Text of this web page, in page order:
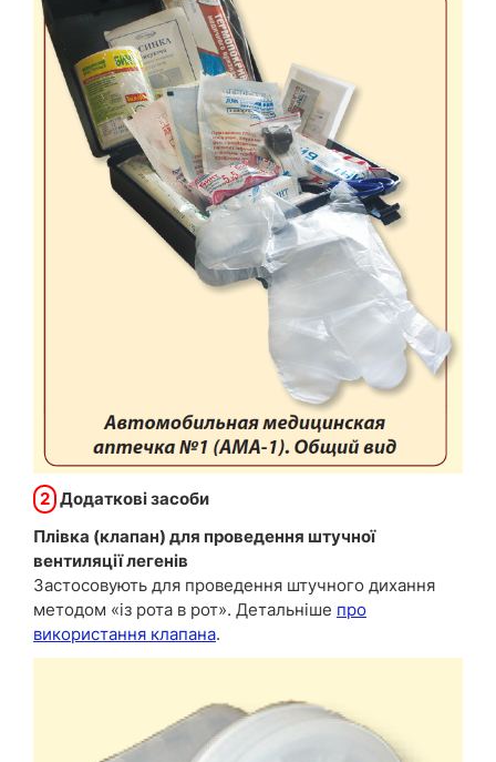
2 Додаткові засоби
Плівка (клапан) для проведення штучної
вентиляції легенів
Застосовують для проведення штучного дихання
методом «із рота в рот». Детальніше про
використання клапана.